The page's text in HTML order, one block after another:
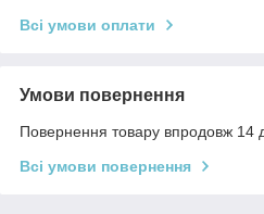
Всі умови оплати
Умови повернення
Повернення товару впродовж 14
Всі умови повернення